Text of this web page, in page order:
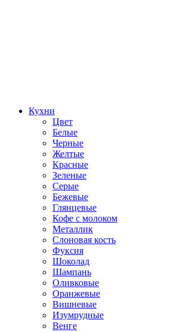
Кухни
Цвет
Белые
Черные
Желтые
Красные
Зеленые
Серые
Бежевые
Глянцевые
Кофе с молоком
Металлик
Слоновая кость
Фуксия
Шоколад
Шампань
Оливковые
Оранжевые
Вишневые
Изумрудные
Венге